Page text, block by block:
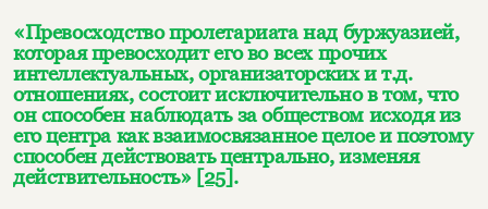
«Превосходство пролетариата над буржуазией,
которая превосходит его во всех прочих
интеллектуальных, организаторских и т.д.
отношениях, состоит исключительно в том, что
он способен наблюдать за обществом исходя из
его центра как взаимосвязанное целое и поэтому
способен действовать центрально, изменяя
действительность» [25].